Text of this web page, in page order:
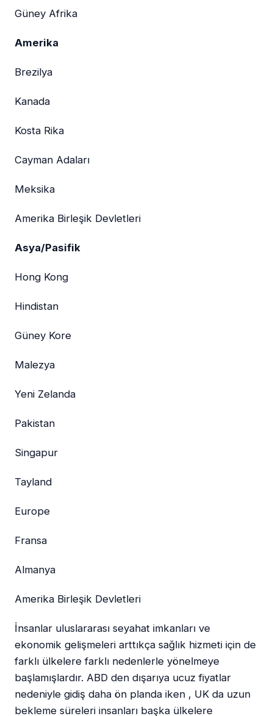
Güney Afrika
Amerika
Brezilya
Kanada
Kosta Rika
Cayman Adaları
Meksika
Amerika Birleşik Devletleri
Asya/Pasifik
Hong Kong
Hindistan
Güney Kore
Malezya
Yeni Zelanda
Pakistan
Singapur
Tayland
Europe
Fransa
Almanya
Amerika Birleşik Devletleri
İnsanlar uluslararası seyahat imkanları ve
ekonomik gelişmeleri arttıkça sağlık hizmeti için de
farklı ülkelere farklı nedenlerle yönelmeye
başlamışlardır. ABD den dışarıya ucuz fiyatlar
nedeniyle gidiş daha ön planda iken , UK da uzun
bekleme süreleri insanları başka ülkelere